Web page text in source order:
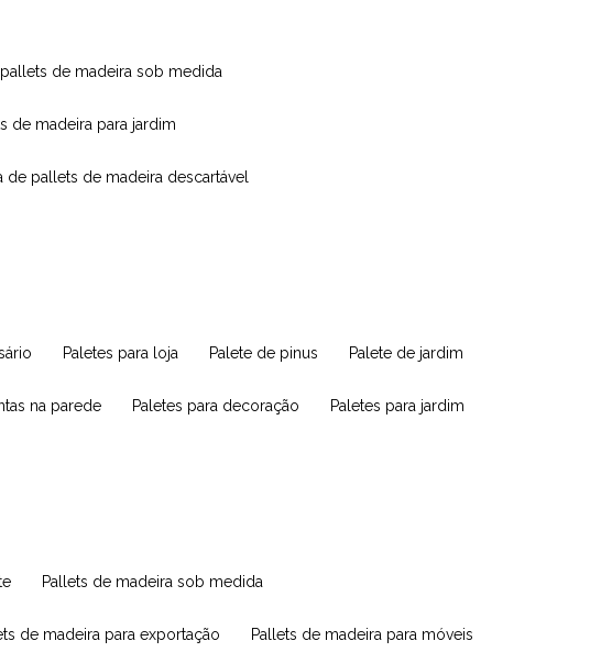
de madeira sob medida
de madeira para jardim
de pallets de madeira descartável
paletes para loja palete de pinus palete de jardim
na parede paletes para decoração paletes para jardim
pallets de madeira sob medida
de madeira para exportação pallets de madeira para móveis